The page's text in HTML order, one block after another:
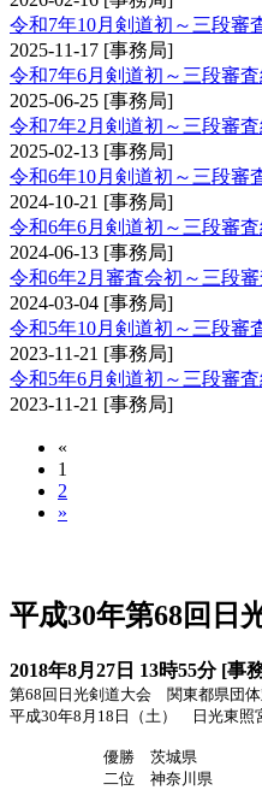
令和7年10月剣道初～三段審
2025-11-17 [事務局]
令和7年6月剣道初～三段審
2025-06-25 [事務局]
令和7年2月剣道初～三段審
2025-02-13 [事務局]
令和6年10月剣道初～三段審
2024-10-21 [事務局]
令和6年6月剣道初～三段審
2024-06-13 [事務局]
令和6年2月審査会初～三段
2024-03-04 [事務局]
令和5年10月剣道初～三段審
2023-11-21 [事務局]
令和5年6月剣道初～三段審
2023-11-21 [事務局]
«
1
2
»
平成30年第68回日
2018年8月27日 13時55分 [事
第68回日光剣道大会 関東都県団
平成30年8月18日（土） 日光東
優勝 茨城県
二位 神奈川県